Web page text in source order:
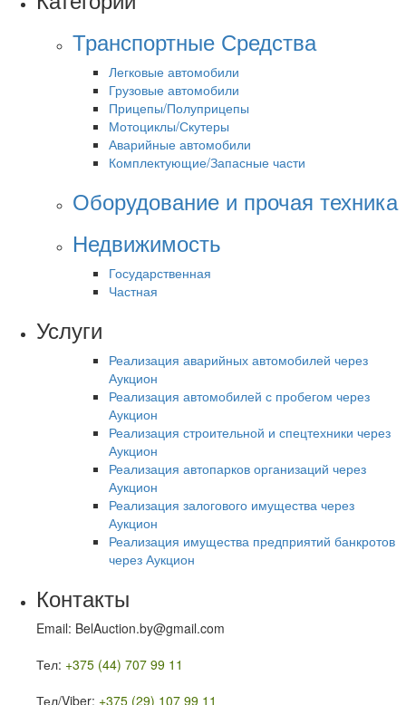
Транспортные Средства
Легковые автомобили
Грузовые автомобили
Прицепы/Полуприцепы
Мотоциклы/Скутеры
Аварийные автомобили
Комплектующие/Запасные части
Оборудование и прочая техника
Недвижимость
Государственная
Частная
Услуги
Реализация аварийных автомобилей через
Аукцион
Реализация автомобилей с пробегом через
Аукцион
Реализация строительной и спецтехники через
Аукцион
Реализация автопарков организаций через
Аукцион
Реализация залогового имущества через
Аукцион
Реализация имущества предприятий банкротов
через Аукцион
Контакты
Email: BelAuction.by@gmail.com
Тел: +375 (44) 707 99 11
Тел/Viber: +375 (29) 107 99 11